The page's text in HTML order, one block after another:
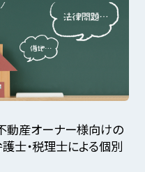
動産オーナー様向けの
士・税理士による個別